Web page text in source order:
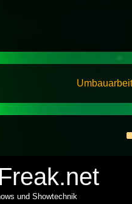
und Showtechnik